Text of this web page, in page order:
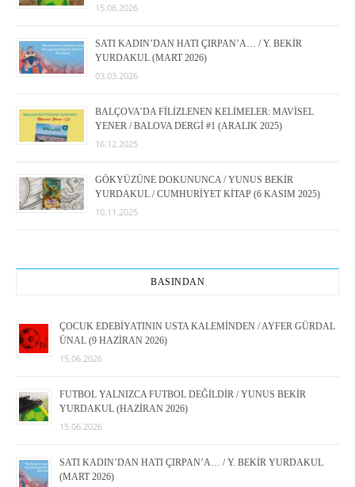
15.06.2026
SATI KADIN’DAN HATI ÇIRPAN’A… / Y. BEKİR
YURDAKUL (MART 2026)
03.03.2026
BALÇOVA’DA FİLİZLENEN KELİMELER: MAVİSEL
YENER / BALOVA DERGİ #1 (ARALIK 2025)
16.12.2025
GÖKYÜZÜNE DOKUNUNCA / YUNUS BEKİR
YURDAKUL / CUMHURİYET KİTAP (6 KASIM 2025)
10.11.2025
BASINDAN
ÇOCUK EDEBİYATININ USTA KALEMİNDEN / AYFER GÜRDAL
ÜNAL (9 HAZİRAN 2026)
15.06.2026
FUTBOL YALNIZCA FUTBOL DEĞİLDİR / YUNUS BEKİR
YURDAKUL (HAZİRAN 2026)
15.06.2026
SATI KADIN’DAN HATI ÇIRPAN’A… / Y. BEKİR YURDAKUL
(MART 2026)